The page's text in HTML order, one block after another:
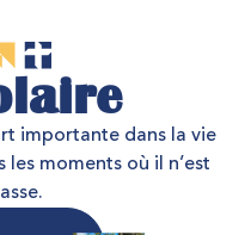
l aire
importante dans la vie
les moments où il n’est